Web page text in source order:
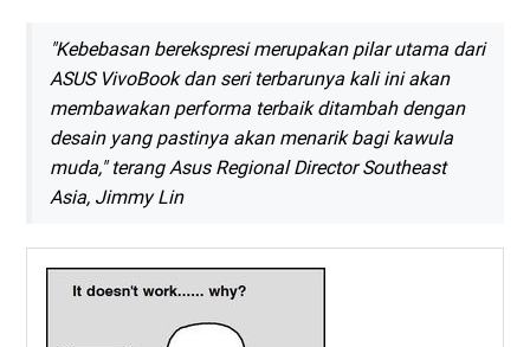
"Kebebasan berekspresi merupakan pilar utama dari
ASUS VivoBook dan seri terbarunya kali ini akan
membawakan performa terbaik ditambah dengan
desain yang pastinya akan menarik bagi kawula
muda," terang Asus Regional Director Southeast
Asia, Jimmy Lin